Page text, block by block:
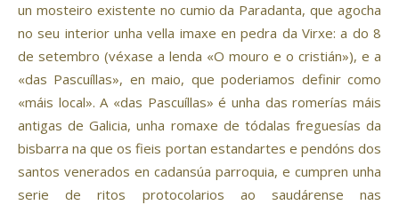
un mosteiro existente no cumio da Paradanta, que agocha
no seu interior unha vella imaxe en pedra da Virxe: a do 8
de setembro (véxase a lenda «O mouro e o cristián»), e a
«das Pascuíllas», en maio, que poderiamos definir como
«máis local». A «das Pascuíllas» é unha das romerías máis
antigas de Galicia, unha romaxe de tódalas freguesías da
bisbarra na que os fieis portan estandartes e pendóns dos
santos venerados en cadansúa parroquia, e cumpren unha
serie de ritos protocolarios ao saudárense nas